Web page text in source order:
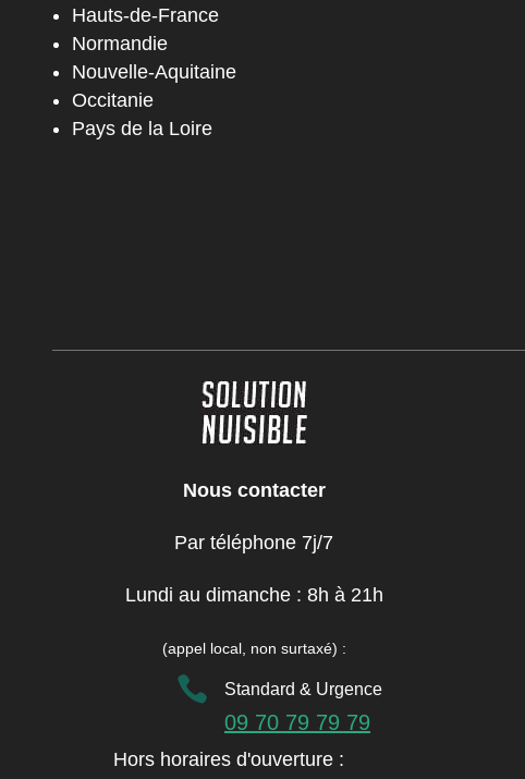
Hauts-de-France
Normandie
Nouvelle-Aquitaine
Occitanie
Pays de la Loire
Nous contacter
Par téléphone 7j/7
Lundi au dimanche : 8h à 21h
(appel local, non surtaxé) :
 Standard & Urgence
09 70 79 79 79
Hors horaires d'ouverture :